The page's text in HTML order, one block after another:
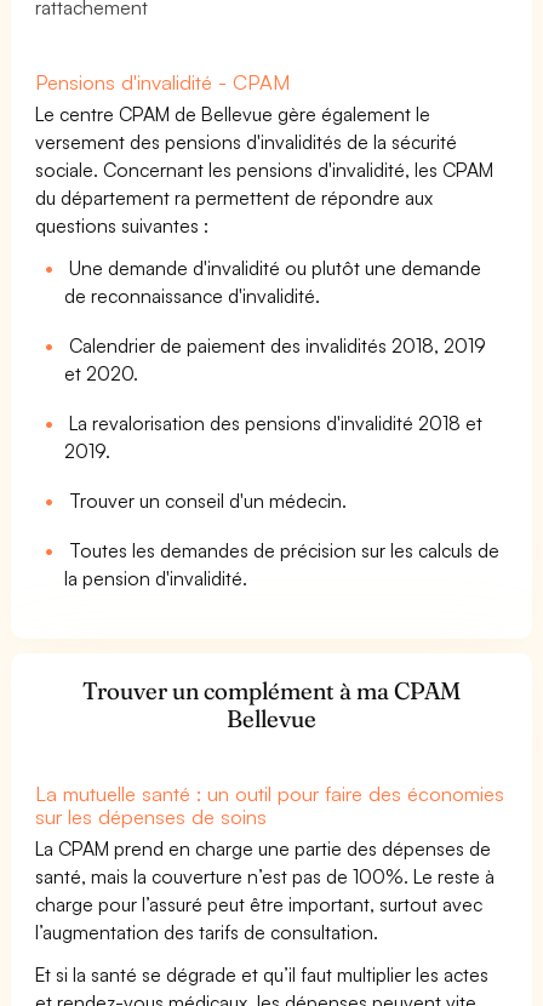
rattachement
Pensions d'invalidité - CPAM
Le centre CPAM de Bellevue gère également le
versement des pensions d'invalidités de la sécurité
sociale. Concernant les pensions d'invalidité, les CPAM
du département ra permettent de répondre aux
questions suivantes :
Une demande d'invalidité ou plutôt une demande
de reconnaissance d'invalidité.
Calendrier de paiement des invalidités 2018, 2019
et 2020.
La revalorisation des pensions d'invalidité 2018 et
2019.
Trouver un conseil d'un médecin.
Toutes les demandes de précision sur les calculs de
la pension d'invalidité.
Trouver un complément à ma CPAM
Bellevue
La mutuelle santé : un outil pour faire des économies
sur les dépenses de soins
La CPAM prend en charge une partie des dépenses de
santé, mais la couverture n’est pas de 100%. Le reste à
charge pour l’assuré peut être important, surtout avec
l’augmentation des tarifs de consultation.
Et si la santé se dégrade et qu’il faut multiplier les actes